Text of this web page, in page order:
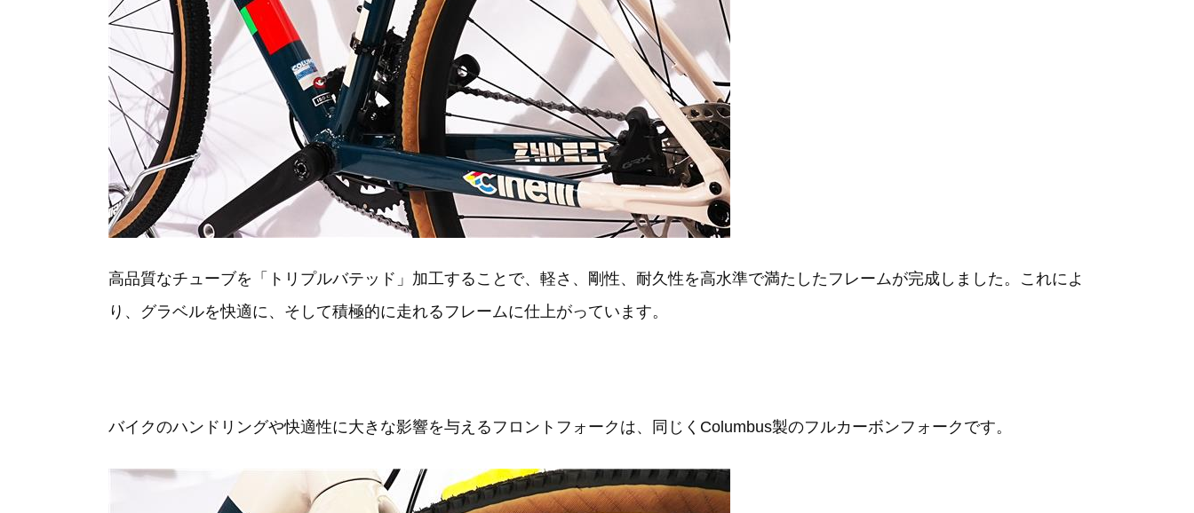
高品質なチューブを「トリプルバテッド」加工することで、軽さ、剛性、耐久性を高水準で満たしたフレームが完成しました。これによ
り、グラベルを快適に、そして積極的に走れるフレームに仕上がっています。
バイクのハンドリングや快適性に大きな影響を与えるフロントフォークは、同じくColumbus製のフルカーボンフォーク です。